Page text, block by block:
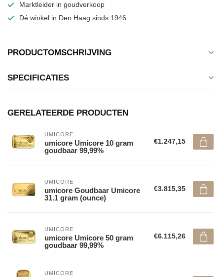
Marktleider in goudverkoop
Dé winkel in Den Haag sinds 1946
PRODUCTOMSCHRIJVING
SPECIFICATIES
GERELATEERDE PRODUCTEN
UMICORE
umicore Umicore 10 gram
goudbaar 99,99%
€1.247,15
UMICORE
umicore Goudbaar Umicore
31.1 gram (ounce)
€3.815,35
UMICORE
umicore Umicore 50 gram
goudbaar 99,99%
€6.115,26
UMICORE